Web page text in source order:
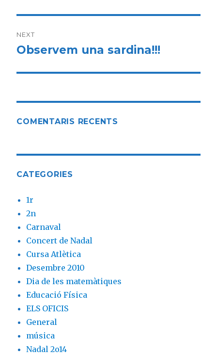
NEXT
Next
Observem una sardina!!!
COMENTARIS RECENTS
CATEGORIES
1r
2n
Carnaval
Concert de Nadal
Cursa Atlètica
Desembre 2010
Dia de les matemàtiques
Educació Física
ELS OFICIS
General
música
Nadal 2o14